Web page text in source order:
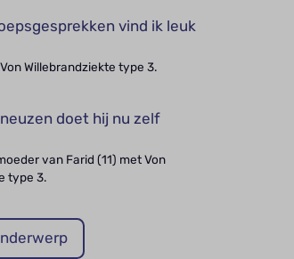
vind ik leuk
Willebrandziekte type 3.
doet hij nu zelf
van Farid (11) met Von
type 3.